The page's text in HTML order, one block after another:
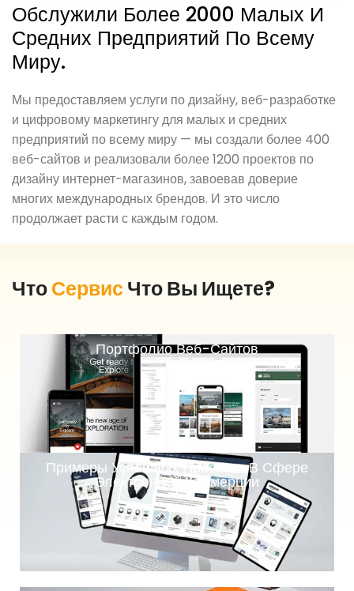
Обслужили Более 2000 Малых И
Средних Предприятий По Всему
Миру.
Мы предоставляем услуги по дизайну, веб-разработке
и цифровому маркетингу для малых и средних
предприятий по всему миру — мы создали более 400
веб-сайтов и реализовали более 1200 проектов по
дизайну интернет-магазинов, завоевав доверие
многих международных брендов. И это число
продолжает расти с каждым годом.
ЧтоСервис Что Вы Ищете?
Портфолио Веб-Сайтов
Примеры Успешных Проектов В Сфере
Электронной Коммерции